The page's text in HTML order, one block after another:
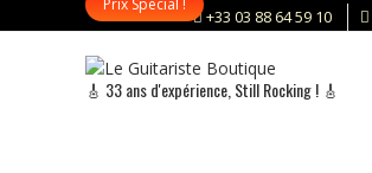
to
+33 03 88 64 59 10
🎸 33 ans d'expérience, Still Rocking ! 🎸
Prix Spécial !